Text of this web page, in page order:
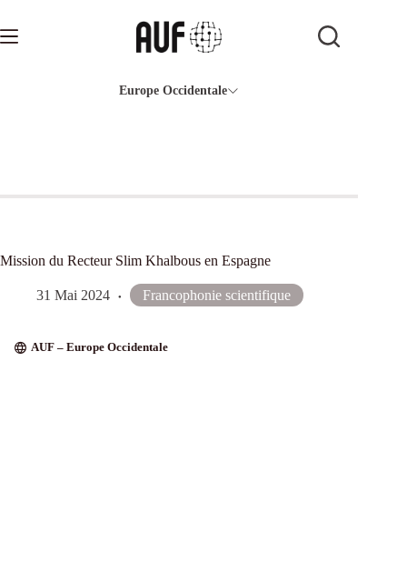
contenu
Europe Occidentale
Mission du Recteur Slim Khalbous en Espagne
31 Mai 2024 Francophonie scientifique
AUF – Europe Occidentale